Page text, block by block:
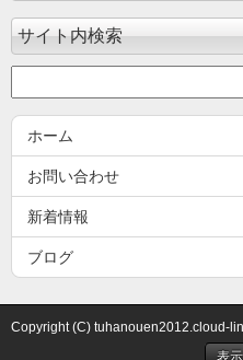
サイト内検索
ホーム
お問い合わせ
新着情報
ブログ
Copyright (C) tuhanouen2012.cloud-
表